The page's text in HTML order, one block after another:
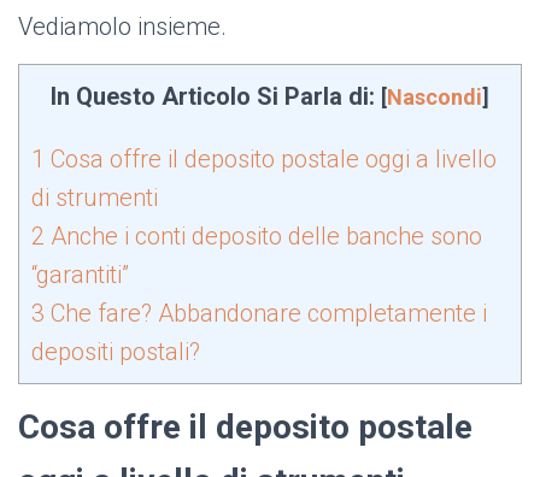
Vediamolo insieme.
In Questo Articolo Si Parla di: [Nascondi]
1 Cosa offre il deposito postale oggi a livello
di strumenti
2 Anche i conti deposito delle banche sono
“garantiti”
3 Che fare? Abbandonare completamente i
depositi postali?
Cosa offre il deposito postale